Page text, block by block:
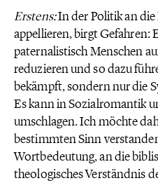
Erstens:In der Politik an die
appellieren, birgt Gefahren:
paternalistisch Menschen
reduzieren und so dazu
bekämpft, sondern nur die
Es kann in Sozialromantik
umschlagen. Ich möchte
bestimmten Sinn
Wortbedeutung, an die
theologisches Verständnis